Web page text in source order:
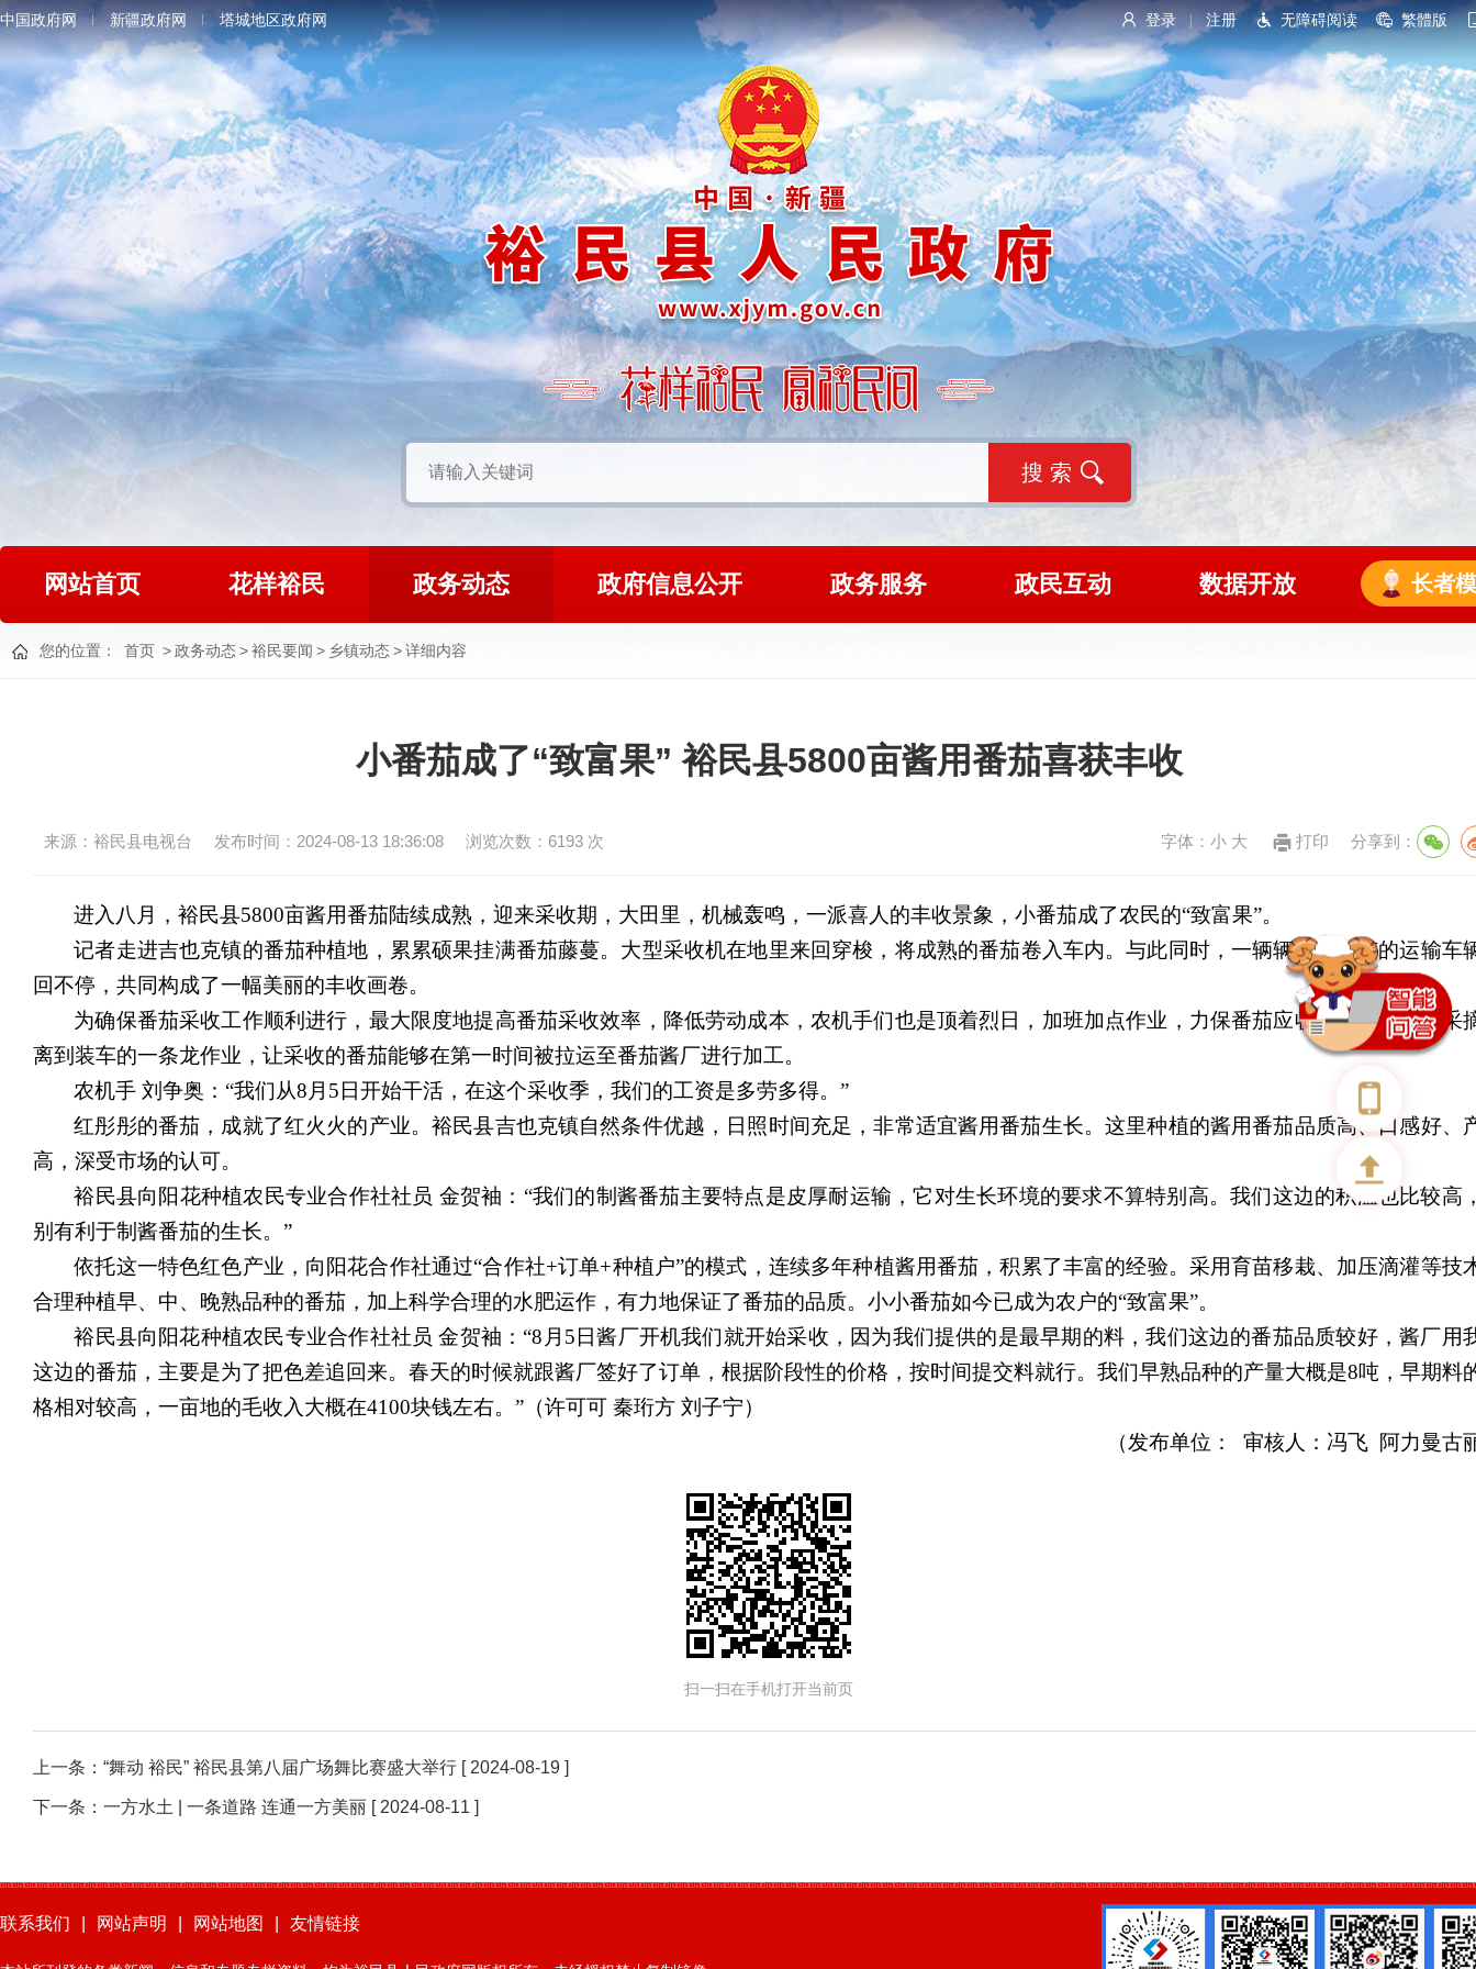
登录 注册 无障碍阅读 繁體版
中国政府网 新疆政府网 塔城地区政府网
网站首页 花样裕民 政务动态 政府信息公开 政务服务 政民互动 数据开放 长者
您的位置： 首页 >政务动态>裕民要闻 > 乡镇动态>详细内容
小番茄成了“致富果” 裕民县5800亩酱用番茄喜获丰收
来源：裕民县电视台 发布时间：2024-08-13 18:36:08 浏览次数： 6193 次 字体： 小 大 打印 分享到：
进入八月，裕民县5800亩酱用番茄陆续成熟，迎来采收期，大田里，机械轰鸣，一派喜人的丰收景象，小番茄成了农民的“致富果”。
记者走进吉也克镇的番茄种植地，累累硕果挂满番茄藤蔓。大型采收机在地里来回穿梭，将成熟的番茄卷入车内。与此同时，一辆辆满载番茄的运输车
回不停，共同构成了一幅美丽的丰收画卷。
为确保番茄采收工作顺利进行，最大限度地提高番茄采收效率，降低劳动成本，农机手们也是顶着烈日，加班加点作业，力保番茄应收尽收。实现从采
离到装车的一条龙作业，让采收的番茄能够在第一时间被拉运至番茄酱厂进行加工。
农机手 刘争奥： “我们从8月5 日开始干活，在这个采收季，我们的工资是多劳多得。”
红彤彤的番茄，成就了红火火的产业。裕民县吉也克镇自然条件优越，日照时间充足，非常适宜酱用番茄生长。这里种植的酱用番茄品质高、口感好、
高，深受市场的认可。
裕民县向阳花种植农民专业合作社社员 金贺袖： “我们的制酱番茄主要特点是皮厚耐运输，它对生长环境的要求不算特别高。我们这边的积温也比较高
别有利于制酱番茄的生长。”
依托这一特色红色产业，向阳花合作社通过“合作社+订单+种植户”的模式，连续多年种植酱用番茄，积累了丰富的经验。采用育苗移栽、加压滴灌等技
合理种植早、中、晚熟品种的番茄，加上科学合理的水肥运作，有力地保证了番茄的品质。小小番茄如今已成为农户的“致富果”。
裕民县向阳花种植农民专业合作社社员 金贺袖： “8月5 日酱厂开机我们就开始采收，因为我们提供的是最早期的料，我们这边的番茄品质较好，酱厂用
这边的番茄，主要是为了把色差追回来。春天的时候就跟酱厂签好了订单，根据阶段性的价格，按时间提交料就行。我们早熟品种的产量大概是8吨 ，早期料
格相对较高，一亩地的毛收入大概在4100块钱左右。”（许可可 秦珩方 刘子宁）
（发布单位：
审核人：冯飞 阿力曼古
扫一扫在手机打开当前页
上一条： “舞动 裕民” 裕民县第八届广场舞比赛盛大举行 [ 2024-08-19 ]
下一条： 一方水土 | 一条道路 连通一方美丽 [ 2024-08-11 ]
联系我们 网站声明 网站地图 友情链接